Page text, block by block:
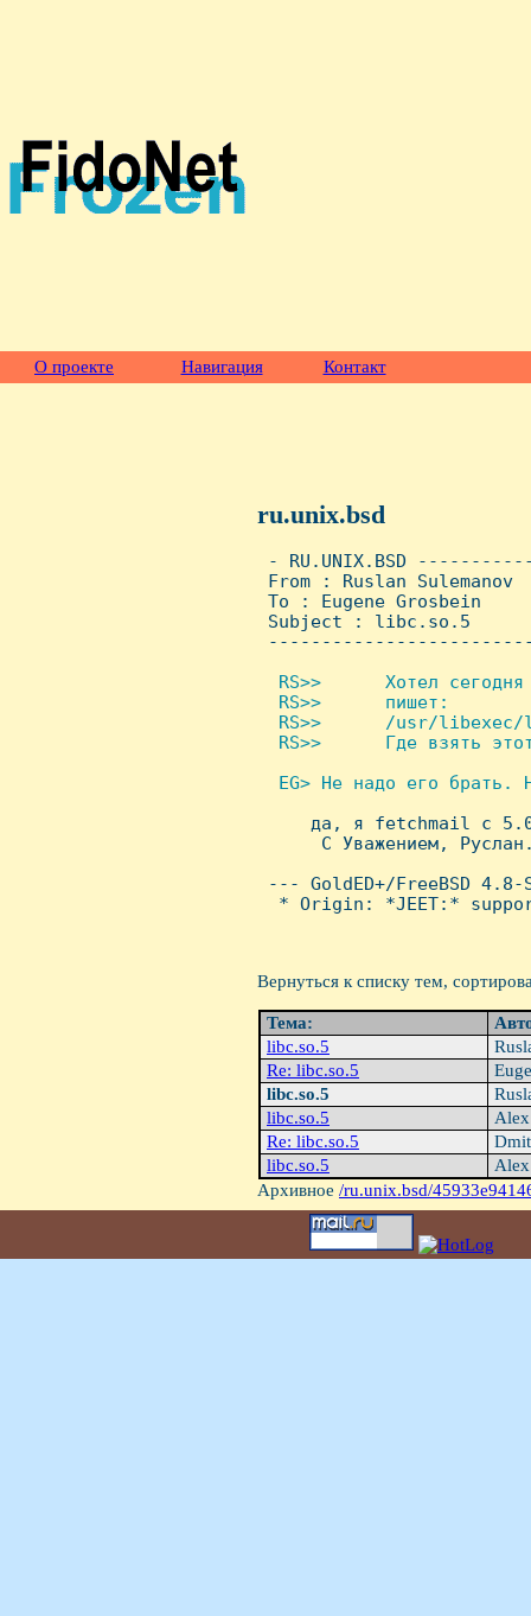
О проекте Навигация Контакт
ru.unix.bsd
- RU.UNIX.BSD
From : Ruslan
To : Eugene Grosbein
Subject : libc.so.5
RS>>      Хотел
  RS>>      пишет:
RS>>      /usr/
RS>>      Где взять
EG> Hе надо его брать.
да, я fetchmail с 5.0
С Уважением,
--- GoldED+/FreeBSD 4.8-
* Origin: *JEET:*
Вернуться к списку тем,
Тема:
libc.so.5
Re: libc.so.5
libc.so.5
libc.so.5
Re: libc.so.5
libc.so.5
Архивное /ru.unix.bsd/